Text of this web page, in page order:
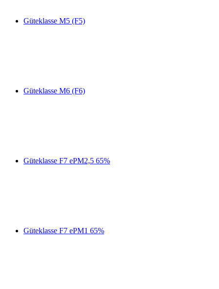
Güteklasse M5 (F5)
Güteklasse M6 (F6)
Güteklasse F7 ePM2,5 65%
Güteklasse F7 ePM1 65%